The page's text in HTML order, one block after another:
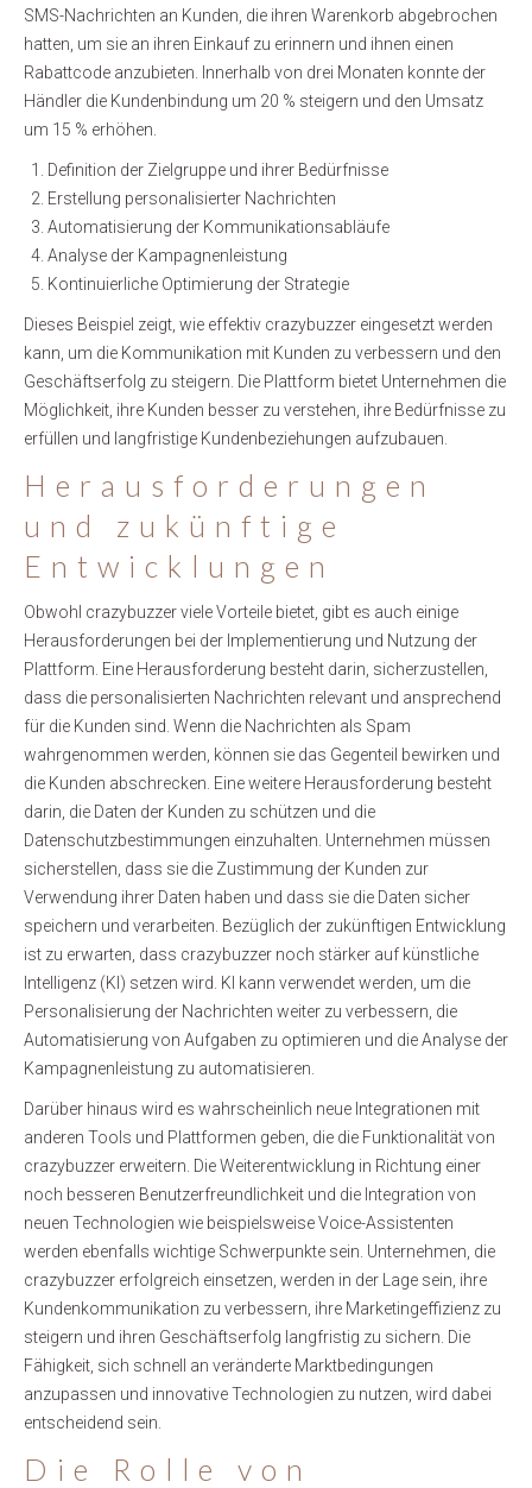
SMS-Nachrichten an Kunden, die ihren Warenkorb abgebrochen
hatten, um sie an ihren Einkauf zu erinnern und ihnen einen
Rabattcode anzubieten. Innerhalb von drei Monaten konnte der
Händler die Kundenbindung um 20 % steigern und den Umsatz
um 15 % erhöhen.
Definition der Zielgruppe und ihrer Bedürfnisse
Erstellung personalisierter Nachrichten
Automatisierung der Kommunikationsabläufe
Analyse der Kampagnenleistung
Kontinuierliche Optimierung der Strategie
Dieses Beispiel zeigt, wie effektiv crazybuzzer eingesetzt werden
kann, um die Kommunikation mit Kunden zu verbessern und den
Geschäftserfolg zu steigern. Die Plattform bietet Unternehmen die
Möglichkeit, ihre Kunden besser zu verstehen, ihre Bedürfnisse zu
erfüllen und langfristige Kundenbeziehungen aufzubauen.
Herausforderungen
und zukünftige
Entwicklungen
Obwohl crazybuzzer viele Vorteile bietet, gibt es auch einige
Herausforderungen bei der Implementierung und Nutzung der
Plattform. Eine Herausforderung besteht darin, sicherzustellen,
dass die personalisierten Nachrichten relevant und ansprechend
für die Kunden sind. Wenn die Nachrichten als Spam
wahrgenommen werden, können sie das Gegenteil bewirken und
die Kunden abschrecken. Eine weitere Herausforderung besteht
darin, die Daten der Kunden zu schützen und die
Datenschutzbestimmungen einzuhalten. Unternehmen müssen
sicherstellen, dass sie die Zustimmung der Kunden zur
Verwendung ihrer Daten haben und dass sie die Daten sicher
speichern und verarbeiten. Bezüglich der zukünftigen Entwicklung
ist zu erwarten, dass crazybuzzer noch stärker auf künstliche
Intelligenz (KI) setzen wird. KI kann verwendet werden, um die
Personalisierung der Nachrichten weiter zu verbessern, die
Automatisierung von Aufgaben zu optimieren und die Analyse der
Kampagnenleistung zu automatisieren.
Darüber hinaus wird es wahrscheinlich neue Integrationen mit
anderen Tools und Plattformen geben, die die Funktionalität von
crazybuzzer erweitern. Die Weiterentwicklung in Richtung einer
noch besseren Benutzerfreundlichkeit und die Integration von
neuen Technologien wie beispielsweise Voice-Assistenten
werden ebenfalls wichtige Schwerpunkte sein. Unternehmen, die
crazybuzzer erfolgreich einsetzen, werden in der Lage sein, ihre
Kundenkommunikation zu verbessern, ihre Marketingeffizienz zu
steigern und ihren Geschäftserfolg langfristig zu sichern. Die
Fähigkeit, sich schnell an veränderte Marktbedingungen
anzupassen und innovative Technologien zu nutzen, wird dabei
entscheidend sein.
Die Rolle von